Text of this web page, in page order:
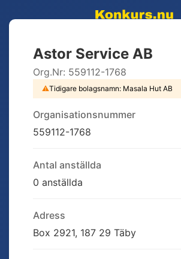
Astor Service AB
Org.Nr: 559112-1768
⚠Tidigare bolagsnamn: Masala Hut AB
Organisationsnummer
559112-1768
Antal anställda
0 anställda
Adress
Box 2921, 187 29 Täby